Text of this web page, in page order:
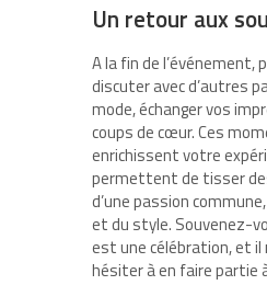
Un retour aux
A la fin de l’événement,
discuter avec d’autres
mode, échanger vos
coups de cœur. Ces
enrichissent votre
permettent de tisser
d’une passion
et du style. Souvenez-
est une célébration, et
hésiter à en faire partie